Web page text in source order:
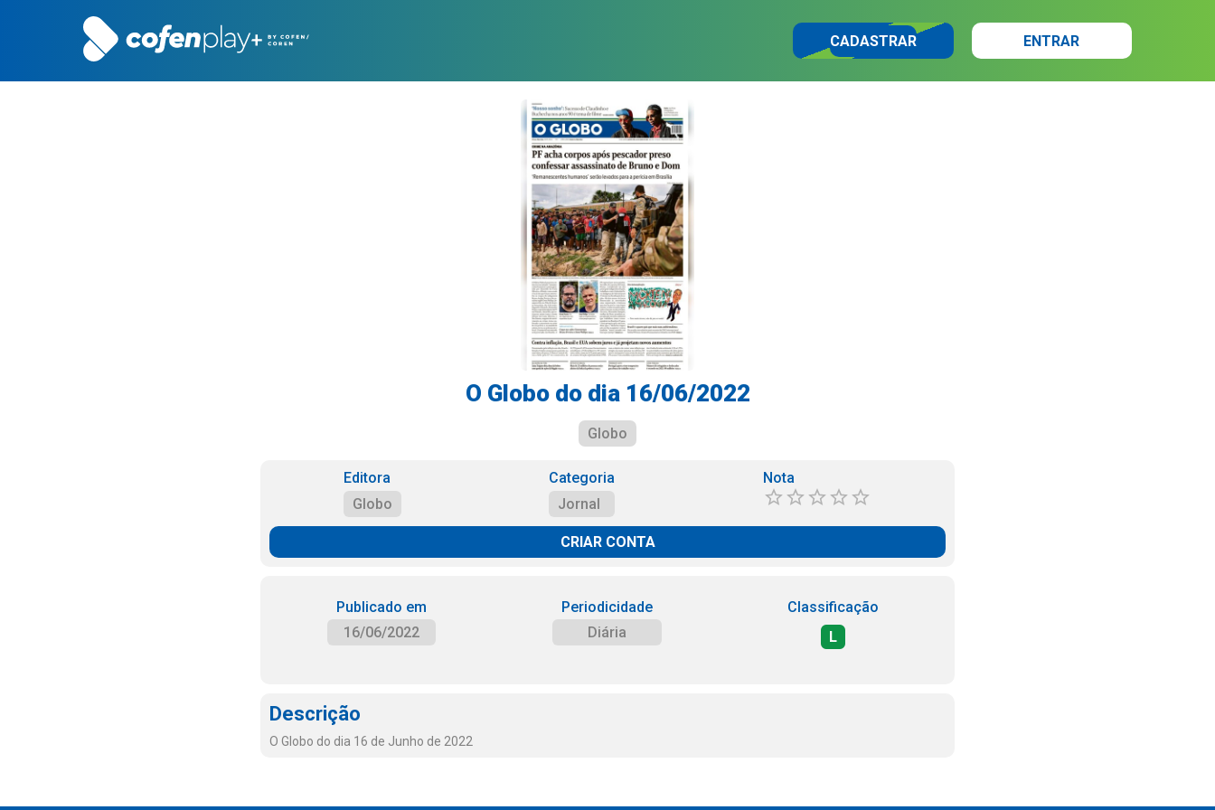
CADASTRAR ENTRAR
O Globo do dia 16/06/2022
Globo
Editora
Globo
Categoria
Jornal
Nota
CRIAR CONTA
Publicado em
16/06/2022
Periodicidade
Diária
Classificação
L
Descrição
O Globo do dia 16 de Junho de 2022